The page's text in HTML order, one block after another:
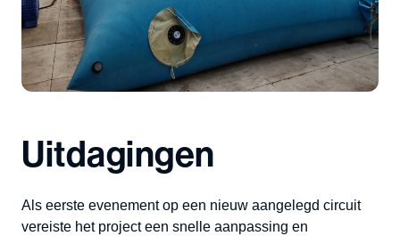
Uitdagingen
Als eerste evenement op een nieuw aangelegd circuit
vereiste het project een snelle aanpassing en